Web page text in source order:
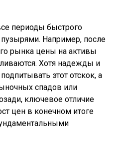
периоды быстрого
Например, после
рынка цены на активы
Хотя надежды и
этот отскок, а
спадов или
ключевое отличие
цен в конечном итоге